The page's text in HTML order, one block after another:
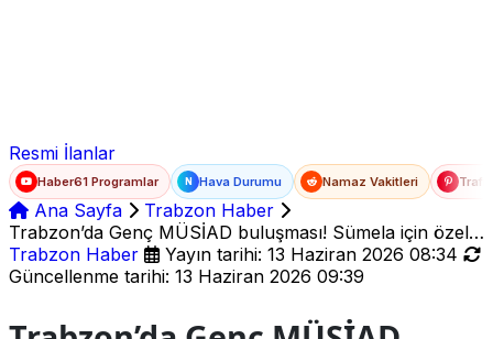
Resmi İlanlar
Haber61 Programlar N Hava Durumu Namaz Vakitleri
Ana Sayfa
Trabzon Haber
Trabzon’da Genç MÜSİAD buluşması! Sümela için özel
izin alındı
Trabzon Haber
Yayın tarihi: 13 Haziran 2026 08:34
Güncellenme tarihi: 13 Haziran 2026 09:39